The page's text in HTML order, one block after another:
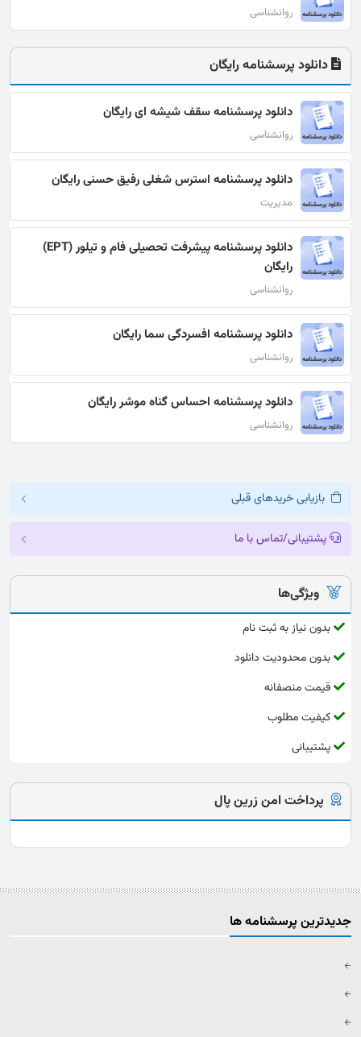
روانشناسی
دانلود پرسشنامه رایگان
دانلود پرسشنامه سقف شیشه ای رایگان
روانشناسی
دانلود پرسشنامه استرس شغلی رفیق حسنی رایگان
مدیریت
دانلود پرسشنامه پیشرفت تحصیلی فام و تیلور (EPT)
رایگان
روانشناسی
دانلود پرسشنامه افسردگی سما رایگان
روانشناسی
دانلود پرسشنامه احساس گناه موشر رایگان
روانشناسی
بازیابی خریدهای قبلی
پشتیبانی/تماس با ما
ویژگی‌ها
بدون نیاز به ثبت نام
بدون محدودیت دانلود
قیمت منصفانه
کیفیت مطلوب
پشتیبانی
پرداخت امن زرین پال
جدیدترین پرسشنامه ها